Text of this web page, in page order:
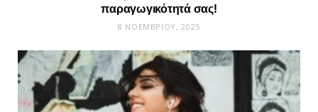
παραγωγικότητά σας!
8 ΝΟΕΜΒΡΊΟΥ, 2025